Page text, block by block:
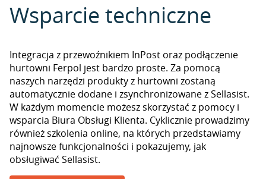
Wsparcie techniczne
Integracja z przewoźnikiem InPost oraz podłączenie
hurtowni Ferpol jest bardzo proste. Za pomocą
naszych narzędzi produkty z hurtowni zostaną
automatycznie dodane i zsynchronizowane z Sellasist.
W każdym momencie możesz skorzystać z pomocy i
wsparcia Biura Obsługi Klienta. Cyklicznie prowadzimy
również szkolenia online, na których przedstawiamy
najnowsze funkcjonalności i pokazujemy, jak
obsługiwać Sellasist.